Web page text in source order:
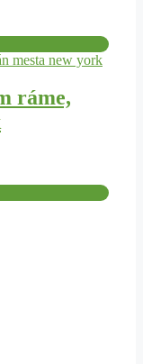
ráme,